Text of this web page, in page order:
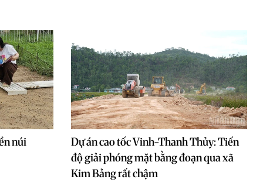
núi
Dự án cao tốc Vinh-Thanh Thủy: Tiến
độ giải phóng mặt bằng đoạn qua xã
Kim Bảng rất chậm